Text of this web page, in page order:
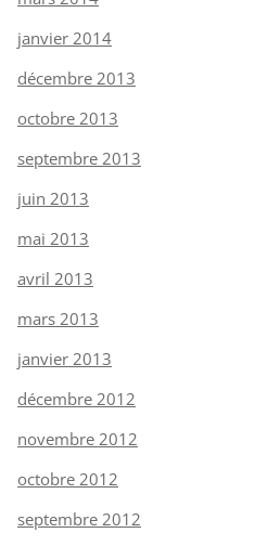
janvier 2014
décembre 2013
octobre 2013
septembre 2013
juin 2013
mai 2013
avril 2013
mars 2013
janvier 2013
décembre 2012
novembre 2012
octobre 2012
septembre 2012